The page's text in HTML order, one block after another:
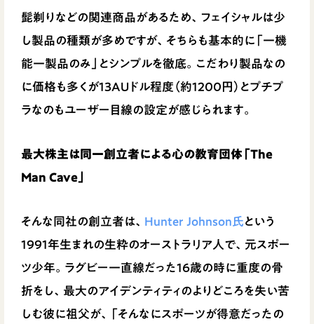
髭剃りなどの関連商品があるため、フェイシャルは少
し製品の種類が多めですが、そちらも基本的に「一機
能一製品のみ」とシンプルを徹底。こだわり製品なの
に価格も多くが13AUドル程度（約1200円）とプチプ
ラなのもユーザー目線の設定が感じられます。
最大株主は同一創立者による心の教育団体「The
Man Cave」
そんな同社の創立者は、 Hunter Johnson氏という
1991年生まれの生粋のオーストラリア人で、元スポー
ツ少年。ラグビー一直線だった16歳の時に重度の骨
折をし、最大のアイデンティティのよりどころを失い苦
しむ彼に祖父が、「そんなにスポーツが得意だったの